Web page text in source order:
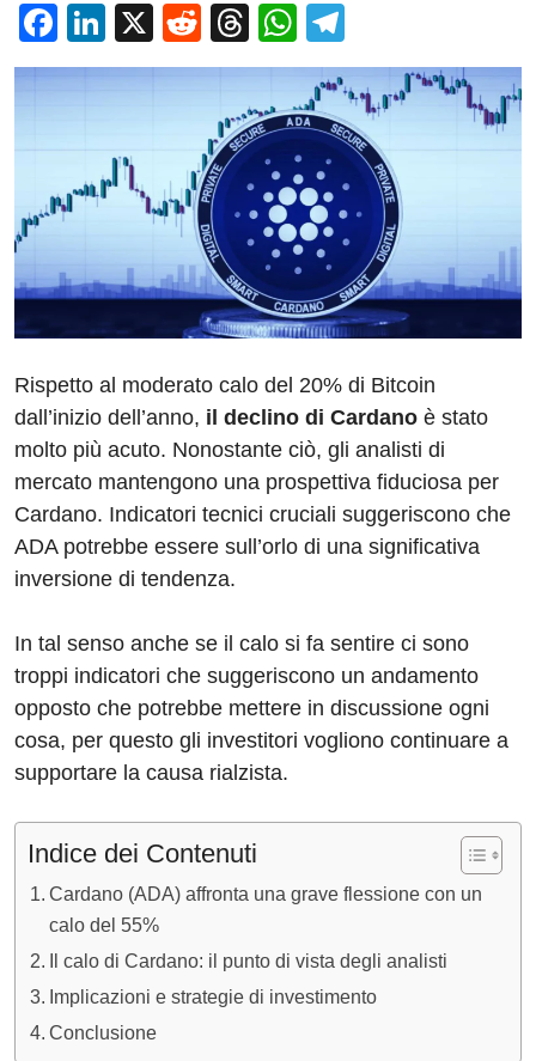
F
a
c
o
o
k
Li
n
k
dI
X
R
e
di
t
T
hr
e
a
d
s
W
h
at
s
A
p
p
el
e
gr
a
m
Rispetto al moderato calo del 20% di Bitcoin
dall’inizio dell’anno, il declino di Cardano è stato
molto più acuto. Nonostante ciò, gli analisti di
mercato mantengono una prospettiva fiduciosa per
Cardano. Indicatori tecnici cruciali suggeriscono che
ADA potrebbe essere sull’orlo di una significativa
inversione di tendenza.
In tal senso anche se il calo si fa sentire ci sono
troppi indicatori che suggeriscono un andamento
opposto che potrebbe mettere in discussione ogni
cosa, per questo gli investitori vogliono continuare a
supportare la causa rialzista.
Indice dei Contenuti
Cardano (ADA) affronta una grave flessione con un
calo del 55%
Il calo di Cardano: il punto di vista degli analisti
Implicazioni e strategie di investimento
Conclusione